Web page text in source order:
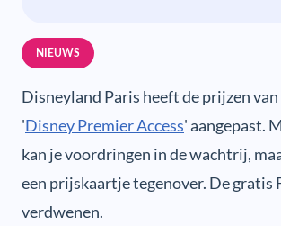
NIEUWS
Disneyland Paris heeft de prijzen
'Disney Premier Access' aangepast.
kan je voordringen in de wachtrij,
een prijskaartje tegenover. De gratis
verdwenen.